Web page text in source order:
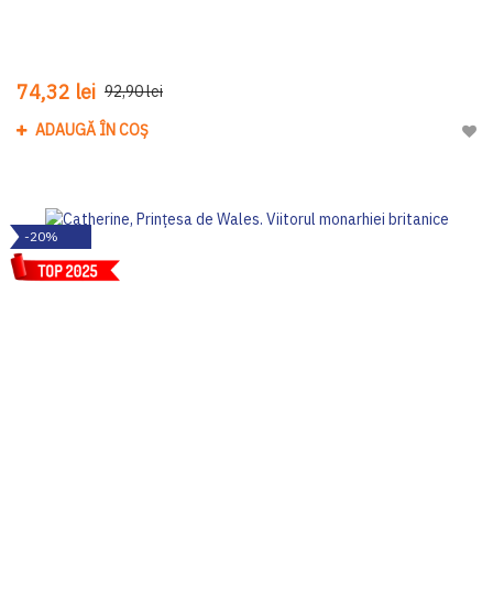
74,32 lei 92,90 lei
ADAUGĂ ÎN COȘ
-20%